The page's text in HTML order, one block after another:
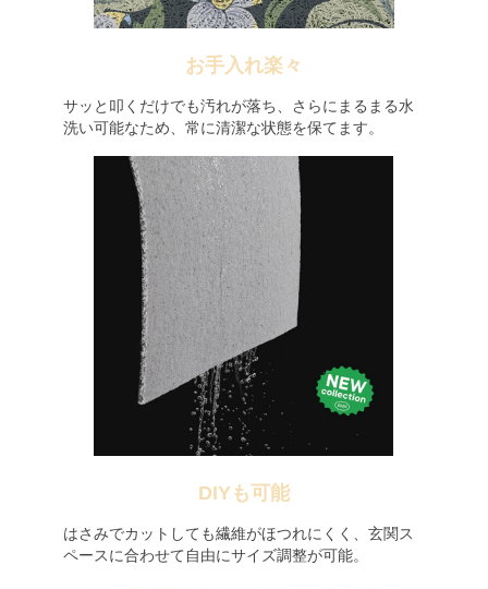
お手入れ楽々
サッと叩くだけでも汚れが落ち、さらにまるまる水
洗い可能なため、常に清潔な状態を保てます。
DIYも可能
はさみでカットしても繊維がほつれにくく、玄関ス
ペースに合わせて自由にサイズ調整が可能。